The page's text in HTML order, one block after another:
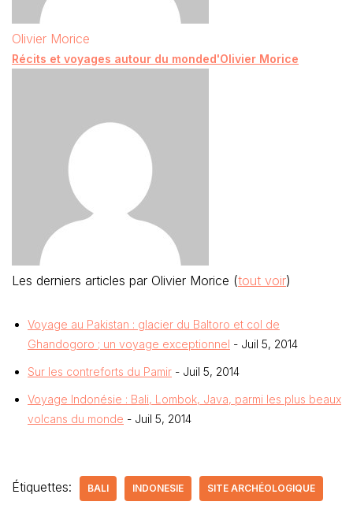
Olivier Morice
Récits et voyages autour du monded'Olivier Morice
Les derniers articles par Olivier Morice (tout voir)
Voyage au Pakistan : glacier du Baltoro et col de
Ghandogoro ; un voyage exceptionnel - Juil 5, 2014
Sur les contreforts du Pamir - Juil 5, 2014
Voyage Indonésie : Bali, Lombok, Java, parmi les plus beaux
volcans du monde - Juil 5, 2014
Étiquettes: BALI INDONESIE SITE ARCHÉOLOGIQUE